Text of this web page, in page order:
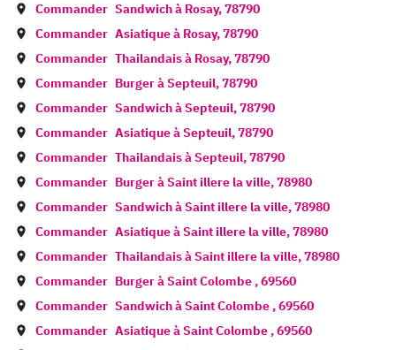
Commander Sandwich à Rosay,78790
Commander Asiatique à Rosay,78790
Commander Thailandais à Rosay,78790
Commander Burger àSepteuil,78790
Commander Sandwich àSepteuil,78790
Commander Asiatique àSepteuil,78790
Commander Thailandais àSepteuil,78790
Commander Burger àSaint illere la ville,78980
Commander Sandwich àSaint illere la ville,78980
Commander Asiatique àSaint illere la ville,78980
Commander Thailandais àSaint illere la ville,78980
Commander Burger àSaint Colombe ,69560
Commander Sandwich àSaint Colombe ,69560
Commander Asiatique àSaint Colombe ,69560